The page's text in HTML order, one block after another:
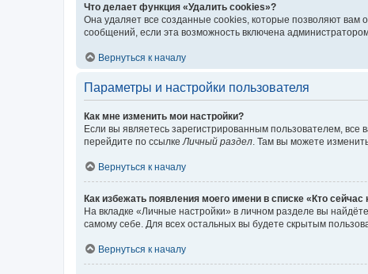
Что делает функция «Удалить cookies»?
Она удаляет все созданные cookies, которые позволяют вам
сообщений, если эта возможность включена
Вернуться к началу
Параметры и настройки пользователя
Как мне изменить мои настройки?
Если вы являетесь зарегистрированным пользователем,
перейдите по ссылке Личный раздел . Там вы можете
Вернуться к началу
Как избежать появления моего имени в списке «Кто
На вкладке «Личные настройки» в личном разделе вы
самому себе. Для всех остальных вы будете скрытым
Вернуться к началу